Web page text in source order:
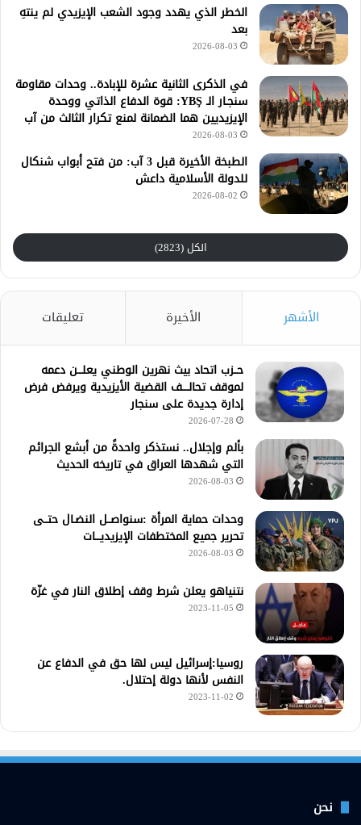
الخطر الذي يهدد وجود الشعب الإيزيدي لم ينتهِ
بعد
2026-08-03
في الذكرى الثانية عشرة للإبادة.. وحدات مقاومة
سنجـار الـ YBŞ: قوة الدفاع الذاتي ووحدة
الإيزيديين هما الضمانة لمنع تكرار الثالث من آب
2026-08-03
الطبخة الأخيرة قبل 3 آب: من فتح أبواب شنكال
للدولة الأسلامية داعش
2026-08-02
الكل (2823)
الأشهر الأخيرة تعليقات
حــزب اتحاد بيث نهرين الوطني يعلـــن دعمه
لموقف تحالــــف القضية الأيزيدية ويرفض فرض
إدارة جديدة على سنجار
2026-07-28
بألم وإجلال.. نستذكر واحدةً من أبشع الجرائم
التي شهدها العراق في تاريخه الحديث
2026-08-03
وحدات حماية المرأة :سنواصــل النضـال حتــى
تحرير جميع المختطفات الإيزيديـــات
2026-08-03
نتنياهو يعلن شرط وقف إطلاق النار في غزّة
2023-11-05
روسيا:إسرائيل ليس لها حق في الدفاع عن
النفس لأنها دولة إحتلال.
2023-11-02
نحن